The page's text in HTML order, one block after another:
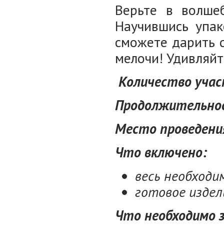
Верьте в
Научившись
сможете дарить
мелочи!
Количество
Место
Что включено:
весь
готовое
Что необходимо